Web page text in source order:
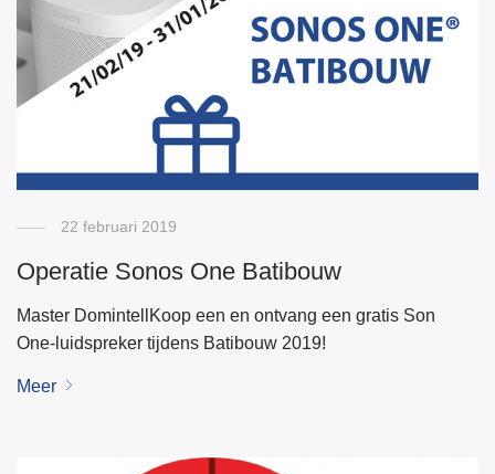
22 februari 2019
Operatie Sonos One Batibouw
Master DomintellKoop een en ontvang een gratis Son
One-luidspreker tijdens Batibouw 2019!
Meer